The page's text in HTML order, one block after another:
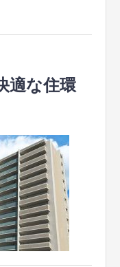
適な住環